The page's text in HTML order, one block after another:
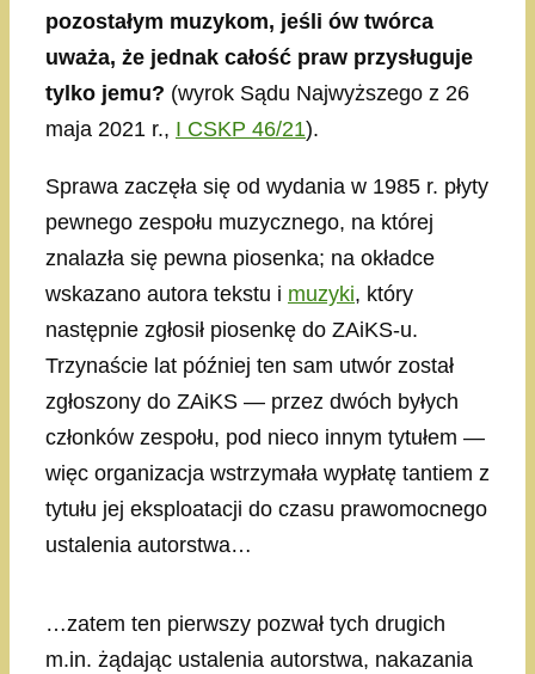
pozostałym muzykom, jeśli ów twórca
uważa, że jednak całość praw przysługuje
tylko jemu? (wyrok Sądu Najwyższego z 26
maja 2021 r., I CSKP 46/21).
Sprawa zaczęła się od wydania w 1985 r. płyty
pewnego zespołu muzycznego, na której
znalazła się pewna piosenka; na okładce
wskazano autora tekstu i muzyki, który
następnie zgłosił piosenkę do ZAiKS-u.
Trzynaście lat później ten sam utwór został
zgłoszony do ZAiKS — przez dwóch byłych
członków zespołu, pod nieco innym tytułem —
więc organizacja wstrzymała wypłatę tantiem z
tytułu jej eksploatacji do czasu prawomocnego
ustalenia autorstwa…
…zatem ten pierwszy pozwał tych drugich
m.in. żądając ustalenia autorstwa, nakazania